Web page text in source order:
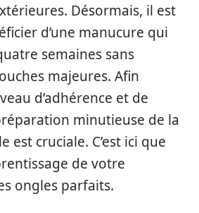
Désormais, il est
d’une manucure qui
semaines sans
majeures. Afin
d’adhérence et de
minutieuse de la
est cruciale. C’est ici que
de votre
ongles parfaits.